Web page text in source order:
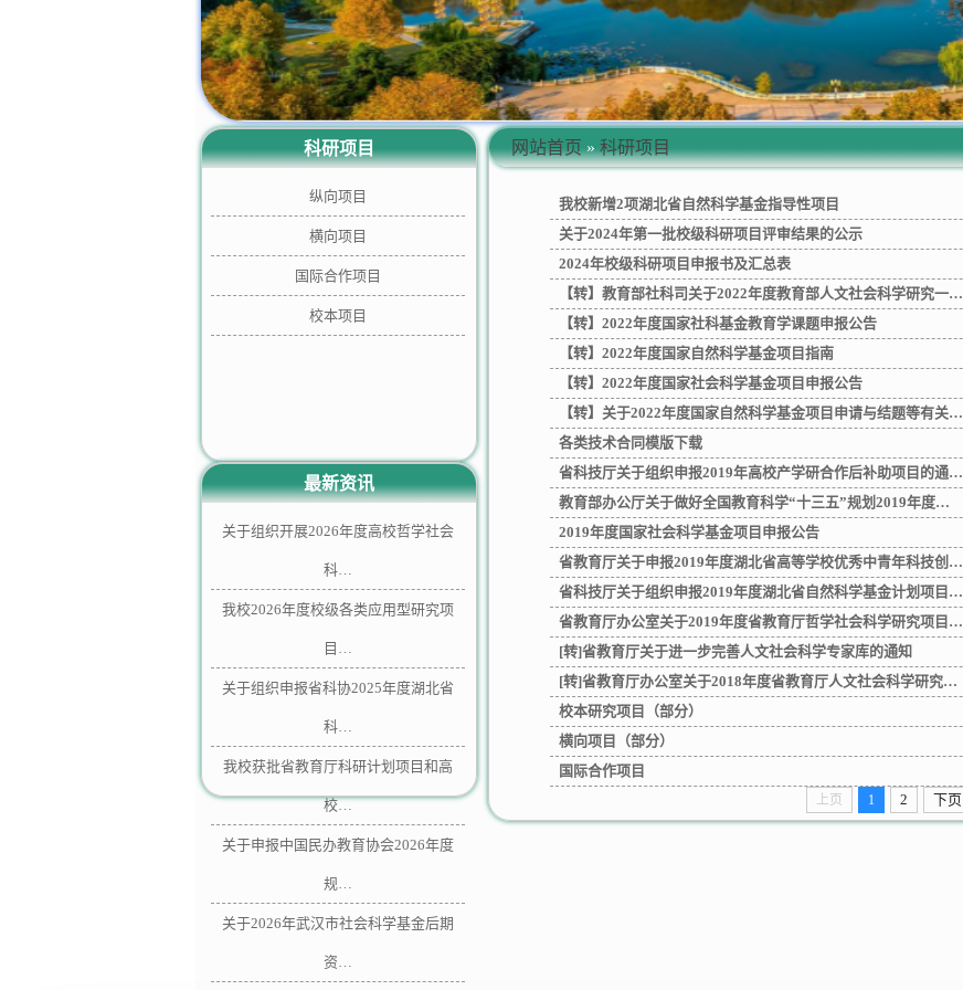
科研项目
纵向项目
横向项目
国际合作项目
校本项目
最新资讯
关于组织开展2026年度高校哲学社会
科…
我校2026年度校级各类应用型研究项
目…
关于组织申报省科协2025年度湖北省
科…
我校获批省教育厅科研计划项目和高
校…
关于申报中国民办教育协会2026年度
规…
关于2026年武汉市社会科学基金后期
资…
网站首页»科研项目
我校新增2项湖北省自然科学基金指导性项目
关于2024年第一批校级科研项目评审结果的公示
2024年校级科研项目申报书及汇总表
【转】教育部社科司关于2022年度教育部人文社会科学研究一…
【转】2022年度国家社科基金教育学课题申报公告
【转】2022年度国家自然科学基金项目指南
【转】2022年度国家社会科学基金项目申报公告
【转】关于2022年度国家自然科学基金项目申请与结题等有关…
各类技术合同模版下载
省科技厅关于组织申报2019年高校产学研合作后补助项目的通…
教育部办公厅关于做好全国教育科学“十三五”规划2019年度…
2019年度国家社会科学基金项目申报公告
省教育厅关于申报2019年度湖北省高等学校优秀中青年科技创…
省科技厅关于组织申报2019年度湖北省自然科学基金计划项目…
省教育厅办公室关于2019年度省教育厅哲学社会科学研究项目…
[转]省教育厅关于进一步完善人文社会科学专家库的通知
[转]省教育厅办公室关于2018年度省教育厅人文社会科学研究…
校本研究项目（部分）
横向项目（部分）
国际合作项目
上页 1 2 下页